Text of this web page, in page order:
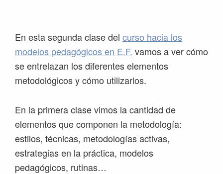
navegación
principal
contenido
principal
barra
lateral
principal
página
En esta segunda clase del curso hacia los
modelos pedagógicos en E.F. vamos a ver cómo
se entrelazan los diferentes elementos
metodológicos y cómo utilizarlos.
En la primera clase vimos la cantidad de
elementos que componen la metodología:
estilos, técnicas, metodologías activas,
estrategias en la práctica, modelos
pedagógicos, rutinas…